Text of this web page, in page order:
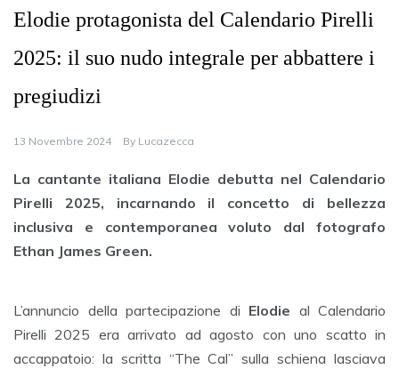
Elodie protagonista del Calendario Pirelli
2025: il suo nudo integrale per abbattere i
pregiudizi
13 Novembre 2024 By Lucazecca
La cantante italiana Elodie debutta nel Calendario
Pirelli 2025, incarnando il concetto di bellezza
inclusiva e contemporanea voluto dal fotografo
Ethan James Green.
L’annuncio della partecipazione di Elodie al Calendario
Pirelli 2025 era arrivato ad agosto con uno scatto in
accappatoio: la scritta “The Cal” sulla schiena lasciava